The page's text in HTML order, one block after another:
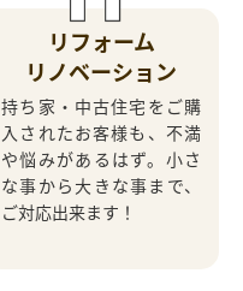
リフォーム
リノベーション
持ち家・中古住宅をご購
入されたお客様も、不満
や悩みがあるはず。 小さ
な事から大きな事まで、
ご対応出来ます！